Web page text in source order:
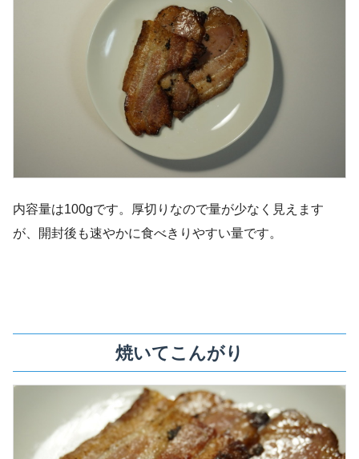
内容量は100gです。厚切りなので量が少なく見えます
が、開封後も速やかに食べきりやすい量です。
焼いてこんがり